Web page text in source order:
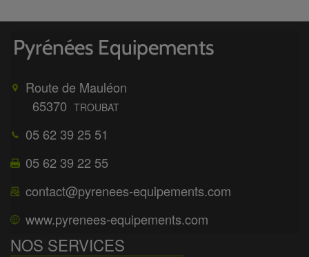
Route de Mauléon
65370 TROUBAT
05 62 39 25 51
05 62 39 22 55
contact@pyrenees-equipements.com
www.pyrenees-equipements.com
NOS SERVICES